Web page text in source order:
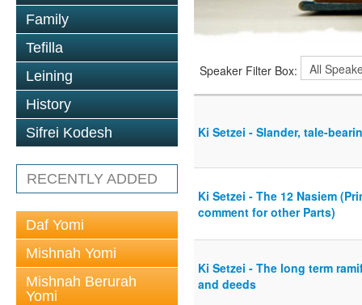
Family
Tefilla
Leining
History
Sifrei Kodesh
RECENTLY ADDED
Daf Yomi
Mishnah Yomi
Mishnah Berurah
Yomi
Speaker Filter Box:
Ki Setzei - Slander, tale-
Ki Setzei - The 12 Nasiem
comment for other Parts)
Ki Setzei - The long term
and deeds